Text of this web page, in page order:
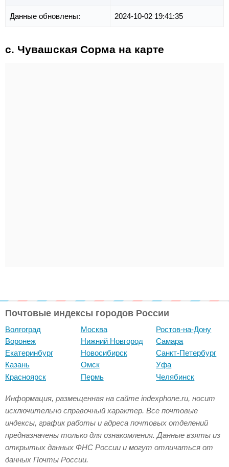
Данные обновлены: 2024-10-02 19:41:35
с. Чувашская Сорма на карте
Почтовые индексы городов России
Волгоград
Воронеж
Екатеринбург
Казань
Красноярск
Москва
Нижний Новгород
Новосибирск
Омск
Пермь
Ростов-на-Дону
Самара
Санкт-Петербург
Уфа
Челябинск
Информация, размещенная на сайте indexphone.ru, носит
исключительно справочный характер. Все почтовые
индексы, график работы и адреса почтовых отделений
предназначены только для ознакомления. Данные взяты из
открытых данных ФНС России и могут отличаться от
данных Почты России.